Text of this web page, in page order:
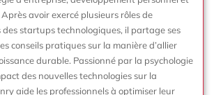
avoir exercé plusieurs rôles de
startups technologiques, il partage ses
conseils pratiques sur la manière d’allier
durable. Passionné par la psychologie
des nouvelles technologies sur la
aide les professionnels à optimiser leur